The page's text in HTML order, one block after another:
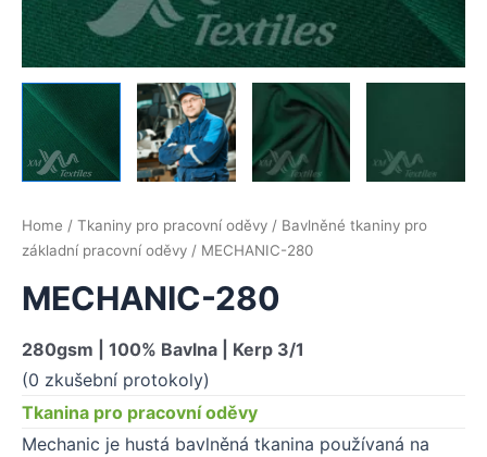
Home / Tkaniny pro pracovní oděvy / Bavlněné tkaniny pro
základní pracovní oděvy / MECHANIC-280
MECHANIC-280
280gsm | 100% Bavlna | Kerp 3/1
(0 zkušební protokoly)
Tkanina pro pracovní oděvy
Mechanic je hustá bavlněná tkanina používaná na